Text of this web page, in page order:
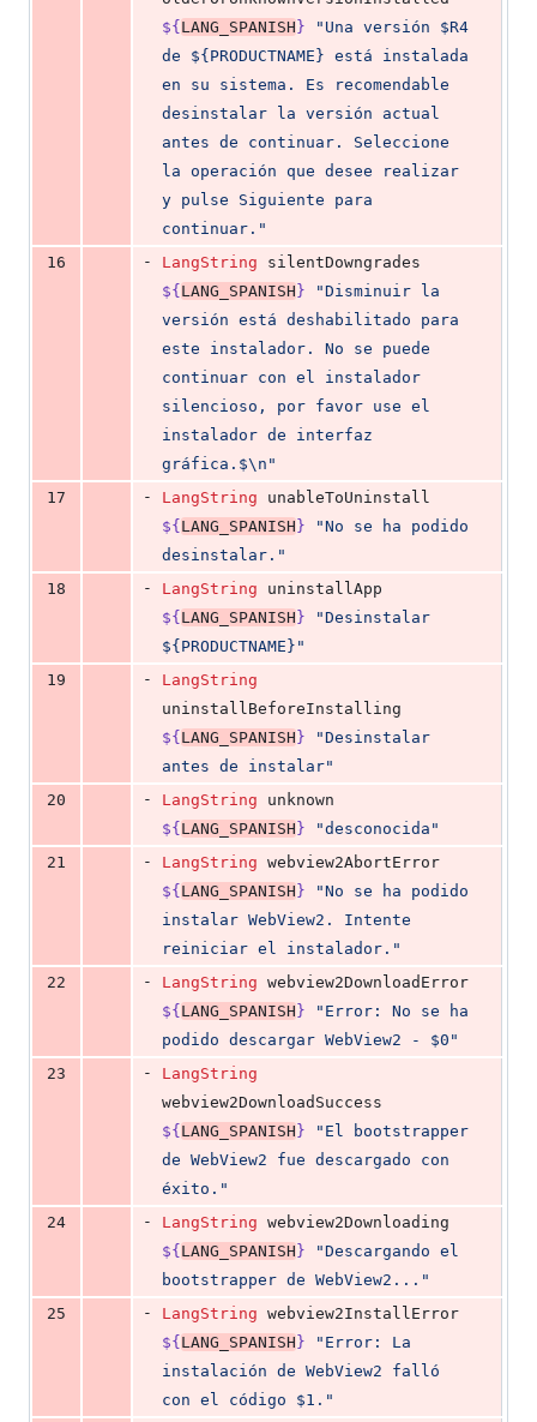
${ LANG_SPANISH } " Una versión $R4
de ${PRODUCTNAME} está instalada
en su sistema. Es recomendable
desinstalar la versión actual
antes de continuar. Seleccione
la operación que desee realizar
y pulse Siguiente para
continuar. "
16
- LangString
${ LANG_SPANISH } "Disminuir la
versión está deshabilitado para
este instalador. No se puede
continuar con el instalador
silencioso, por favor use el
instalador de interfaz
gráfica. $\n "
17
- LangString
${ LANG_SPANISH } "No se ha podido
desinstalar. "
18
- LangString
${ LANG_SPANISH } "Desinstalar
${PRODUCTNAME} "
19
-
LangString
${ LANG_SPANISH } "Desinstalar
antes de instalar"
20
- LangString
${ LANG_SPANISH } "desconocida "
21
- LangString
${ LANG_SPANISH } "No se ha podido
instalar WebView2. Intente
reiniciar el instalador. "
22
- LangString
${ LANG_SPANISH } " Error: No se ha
podido descargar WebView2 - $0 "
23
-
LangString
${ LANG_SPANISH } " El bootstrapper
de WebView2 fue descargado con
éxito. "
24
- LangString
${ LANG_SPANISH } "Descargando el
bootstrapper de WebView2... "
25
- LangString
${ LANG_SPANISH } " Error: La
instalación de WebView2 falló
con el código $1. "